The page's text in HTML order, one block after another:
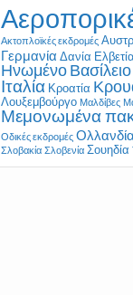
Ακτοπλοϊκές εκδρομές
Γερμανία Δανία Ελβετία
Ηνωμένο Βασίλειο
Ιταλία Κροατία
Λουξεμβούργο Μαλδίβες
Μεμονωμένα
Οδικές εκδρομές Ολλανδία
Σλοβακία Σλοβενία Σουηδία